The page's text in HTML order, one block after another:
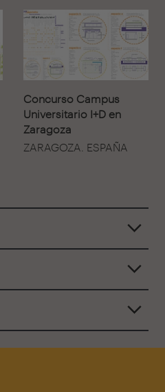
Concurso Campus
Universitario I+D en
Zaragoza
ZARAGOZA. ESPAÑA